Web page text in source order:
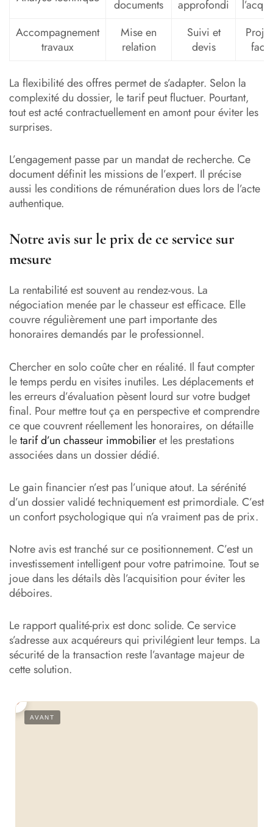
documents approfondi
Accompagnement
travaux
Mise en
relation
Suivi et
devis
La flexibilité des offres permet de s’adapter. Selon la
complexité du dossier, le tarif peut fluctuer. Pourtant,
tout est acté contractuellement en amont pour éviter les
surprises.
L’engagement passe par un mandat de recherche. Ce
document définit les missions de l’expert. Il précise
aussi les conditions de rémunération dues lors de l’acte
authentique.
Notre avis sur le prix de ce service sur
mesure
La rentabilité est souvent au rendez-vous. La
négociation menée par le chasseur est efficace. Elle
couvre régulièrement une part importante des
honoraires demandés par le professionnel.
Chercher en solo coûte cher en réalité. Il faut compter
le temps perdu en visites inutiles. Les déplacements et
les erreurs d’évaluation pèsent lourd sur votre budget
final. Pour mettre tout ça en perspective et comprendre
ce que couvrent réellement les honoraires, on détaille
letarif d’un chasseur immobilieret les prestations
associées dans un dossier dédié.
Le gain financier n’est pas l’unique atout. La sérénité
d’un dossier validé techniquement est primordiale. C’est
un confort psychologique qui n’a vraiment pas de prix.
Notre avis est tranché sur ce positionnement. C’est un
investissement intelligent pour votre patrimoine. Tout se
joue dans les détails dès l’acquisition pour éviter les
déboires.
Le rapport qualité-prix est donc solide. Ce service
s’adresse aux acquéreurs qui privilégient leur temps. La
sécurité de la transaction reste l’avantage majeur de
cette solution.
AVANT